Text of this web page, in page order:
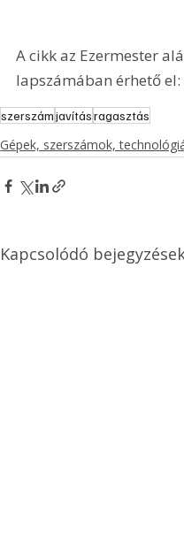
A cikk az Ezermester
lapszámában érhető
szerszámjavításragasztás
Gépek, szerszámok,
Kapcsolódó